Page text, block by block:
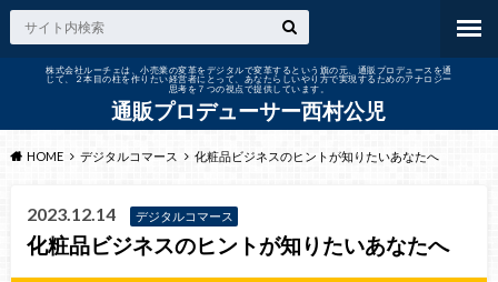
株式会社ルーチェは、小売業の変革をデジタルで変革するという旗の元、通販プロデュースを通
じて、２本目の柱を作りたい経営者にとって、あなたらしいやり方で実現するためのアナロジー
思考を７つの視点で提供しています。
通販プロデューサー西村公児
HOME デジタルコマース 化粧品ビジネスのヒントが知りたいあなたへ
2023.12.14 デジタルコマース
化粧品ビジネスのヒントが知りたいあなたへ